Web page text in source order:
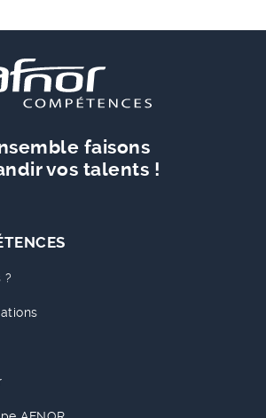
faisons
vos talents !
?